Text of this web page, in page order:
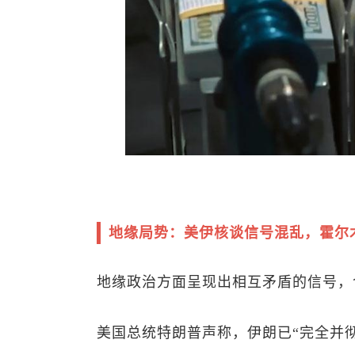
地缘局势：美伊核谈信号混乱，霍尔
地缘政治方面呈现出相互矛盾的信号
美国总统特朗普声称，伊朗已“完全并